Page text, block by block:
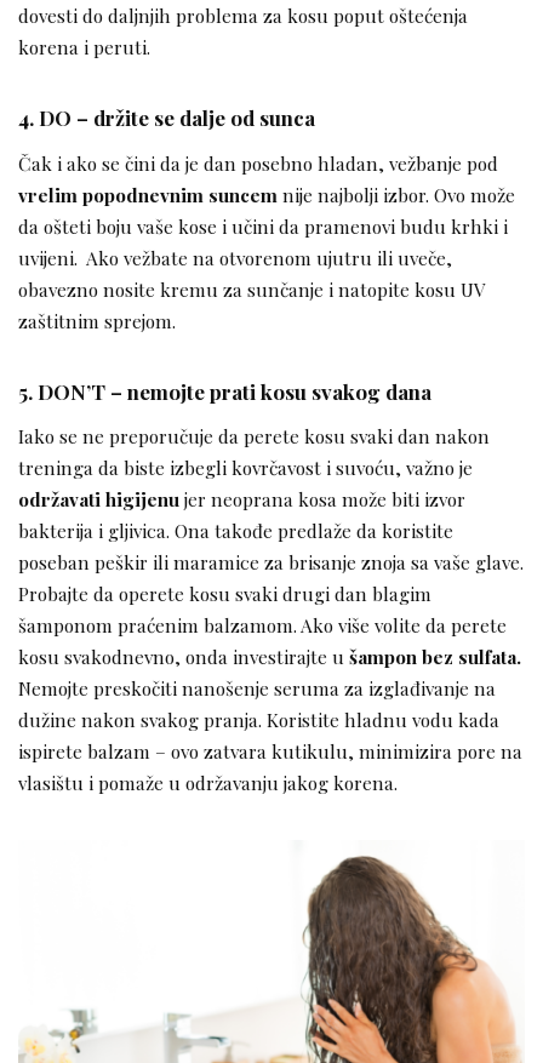
dovesti do daljnjih problema za kosu poput oštećenja
korena i peruti.
4. DO – držite se dalje od sunca
Čak i ako se čini da je dan posebno hladan, vežbanje pod
vrelim popodnevnim suncem nije najbolji izbor. Ovo može
da ošteti boju vaše kose i učini da pramenovi budu krhki i
uvijeni. Ako vežbate na otvorenom ujutru ili uveče,
obavezno nosite kremu za sunčanje i natopite kosu UV
zaštitnim sprejom.
5. DON’T – nemojte prati kosu svakog dana
Iako se ne preporučuje da perete kosu svaki dan nakon
treninga da biste izbegli kovrčavost i suvoću, važno je
održavati higijenujer neoprana kosa može biti izvor
bakterija i gljivica. Ona takođe predlaže da koristite
poseban peškir ili maramice za brisanje znoja sa vaše glave.
Probajte da operete kosu svaki drugi dan blagim
šamponom praćenim balzamom. Ako više volite da perete
kosu svakodnevno, onda investirajte u šampon bez sulfata.
Nemojte preskočiti nanošenje seruma za izglađivanje na
dužine nakon svakog pranja. Koristite hladnu vodu kada
ispirete balzam – ovo zatvara kutikulu, minimizira pore na
vlasištu i pomaže u održavanju jakog korena.